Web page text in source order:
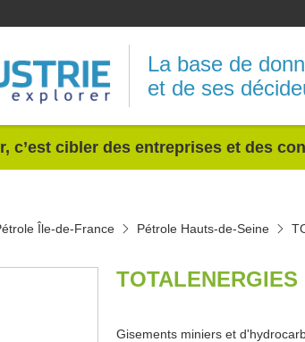
La base de
et de ses
c’est cibler des entreprises et des
Île-de-France Pétrole Hauts-de-Seine
Gisements miniers et